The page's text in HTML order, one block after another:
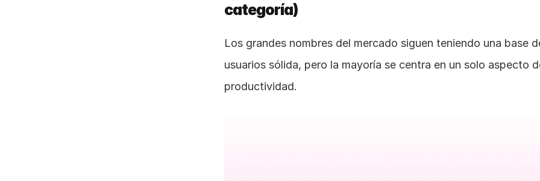
categoría)
Los grandes nombres del mercado siguen teniendo una base
usuarios sólida, pero la mayoría se centra en un solo aspecto
productividad.